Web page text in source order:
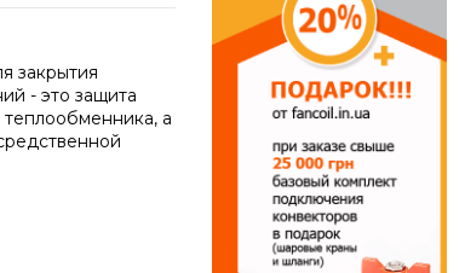
закрытия
- это защита
а